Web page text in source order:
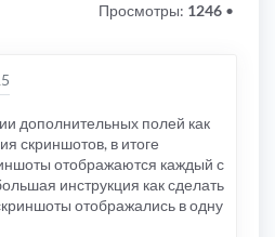
Просмотры: 1246 •
дополнительных полей как
скриншотов, в итоге
отображаются каждый с
инструкция как сделать
отображались в одну